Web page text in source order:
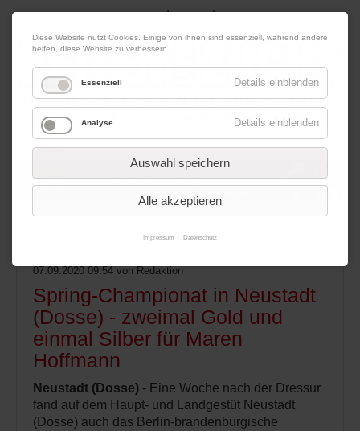
07. August 2026 Impressum|Kontakt|Datenschutz
Werbung
07.09.2020 09:54 von Redaktion
Spring-Championat in Neustadt
(Dosse) - zweimal Gold und
einmal Silber für Maren
Hoffmann
Neustadt (Dosse) - Eine Woche nach der Dressur
fand auf dem Haupt- und Landgestüt Neustadt
(Dosse) auch das Berlin-brandenburgische
Diese Website nutzt Cookies. Einige von ihnen sind essenziell, während andere
helfen, diese Website zu verbessern.
Essenziell Details einblenden
Analyse Details einblenden
Auswahl speichern
Alle akzeptieren
Impressum Datenschutz